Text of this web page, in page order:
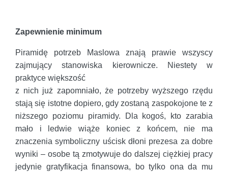
Zapewnienie minimum
Piramidę potrzeb Maslowa znają prawie wszyscy
zajmujący stanowiska kierownicze. Niestety w
praktyce większość
z nich już zapomniało, że potrzeby wyższego rzędu
stają się istotne dopiero, gdy zostaną zaspokojone te z
niższego poziomu piramidy. Dla kogoś, kto zarabia
mało i ledwie wiąże koniec z końcem, nie ma
znaczenia symboliczny uścisk dłoni prezesa za dobre
wyniki – osobe tą zmotywuje do dalszej ciężkiej pracy
jedynie gratyfikacja finansowa, bo tylko ona da mu